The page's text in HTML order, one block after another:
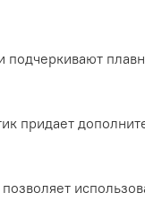
подчеркивают
придает